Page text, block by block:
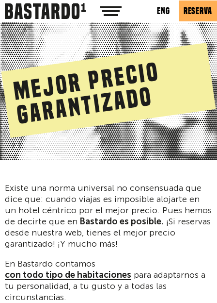
ENG RESERVA
M
e
j
o
r
p
r
e
c
i
o
g
a
r
a
n
t
i
z
a
d
o
Existe una norma universal no consensuada que
dice que: cuando viajas es imposible alojarte en
un hotel céntrico por el mejor precio. Pues hemos
de decirte que en Bastardo es posible. ¡Si reservas
desde nuestra web, tienes el mejor precio
garantizado! ¡Y mucho más!
En Bastardo contamos
con todo tipo de habitaciones para adaptarnos a
tu personalidad, a tu gusto y a todas las
circunstancias.